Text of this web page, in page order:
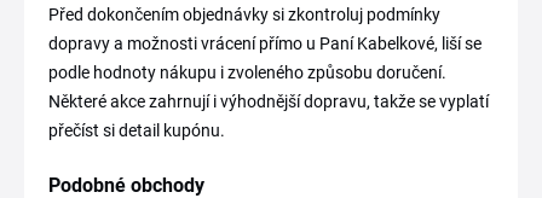
Před dokončením objednávky si zkontroluj podmínky
dopravy a možnosti vrácení přímo u Paní Kabelkové, liší se
podle hodnoty nákupu i zvoleného způsobu doručení.
Některé akce zahrnují i výhodnější dopravu, takže se vyplatí
přečíst si detail kupónu.
Podobné obchody